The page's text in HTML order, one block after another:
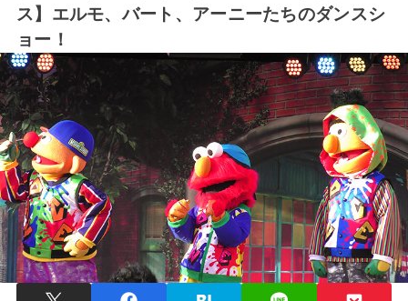
ス】エルモ、バート、アーニーたちのダンスシ
ョー！